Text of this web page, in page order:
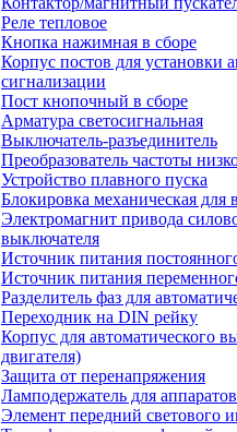
Реле тепловое
Кнопка нажимная в сборе
Корпус постов для установки
сигнализации
Пост кнопочный в сборе
Арматура светосигнальная
Выключатель-разъединитель
Преобразователь частоты
Устройство плавного пуска
Блокировка механическая для
Электромагнит привода
выключателя
Источник питания
Источник питания
Разделитель фаз для
Переходник на DIN рейку
Корпус для автоматического
двигателя)
Защита от перенапряжения
Ламподержатель для
Элемент передний светового